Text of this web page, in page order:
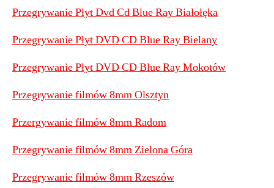
Przegrywanie Płyt Dvd Cd Blue Ray Białołęka
Przegrywanie Płyt DVD CD Blue Ray Bielany
Przegrywanie Płyt DVD CD Blue Ray Mokotów
Przegrywanie filmów 8mm Olsztyn
Przergywanie filmów 8mm Radom
Przegrywanie filmów 8mm Zielona Góra
Przegrywanie filmów 8mm Rzeszów